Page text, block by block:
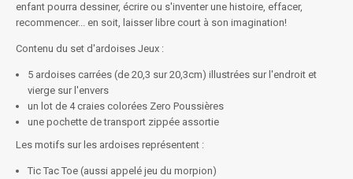
enfant pourra dessiner, écrire ou s'inventer une histoire, effacer,
recommencer... en soit, laisser libre court à son imagination!
Contenu du set d'ardoises Jeux :
5 ardoises carrées (de 20,3 sur 20,3cm) illustrées sur l'endroit et
vierge sur l'envers
un lot de 4 craies colorées Zero Poussières
une pochette de transport zippée assortie
Les motifs sur les ardoises représentent :
Tic Tac Toe (aussi appelé jeu du morpion)